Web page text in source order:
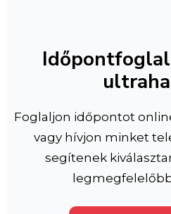
Foglaljon időpontot
vagy hívjon minket
segítenek